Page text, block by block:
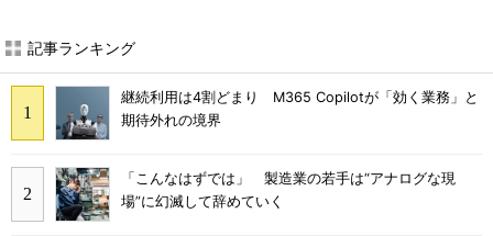
記事ランキング
継続利用は4割どまり M365 Copilotが「効く業務」と
期待外れの境界
「こんなはずでは」 製造業の若手は“アナログな現
場”に幻滅して辞めていく